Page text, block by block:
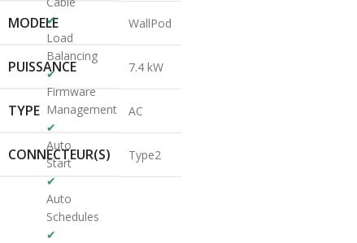
MODELE WallPod
PUISSANCE 7.4 kW
TYPE AC
CONNECTEUR(S) Type2
✔
Load
Balancing
✔
Firmware
Management
✔
Auto
Start
✔
Auto
Schedules
✔